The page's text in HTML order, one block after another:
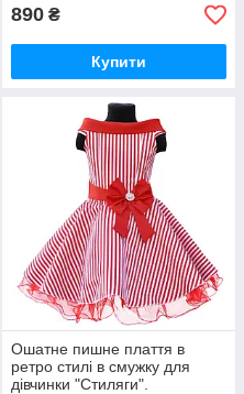
890 ₴
Купити
Ошатне пишне плаття в
ретро стилі в смужку для
дівчинки "Стиляги".